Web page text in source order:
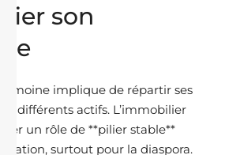
son
implique de répartir ses
différents actifs. L’immobilier
un rôle de **pilier stable**
surtout pour la diaspora.